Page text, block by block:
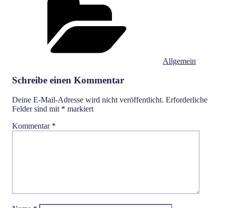
Allgemein
Schreibe einen Kommentar
Deine E-Mail-Adresse wird nicht veröffentlicht. Erforderliche
Felder sind mit * markiert
Kommentar *